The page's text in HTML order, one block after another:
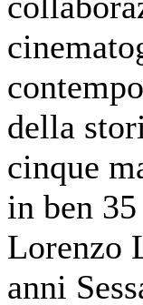
della
cinque
in ben
Lorenzo
anni